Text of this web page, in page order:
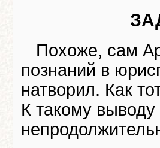
Похоже, сам
познаний в
натворил. Как
К такому